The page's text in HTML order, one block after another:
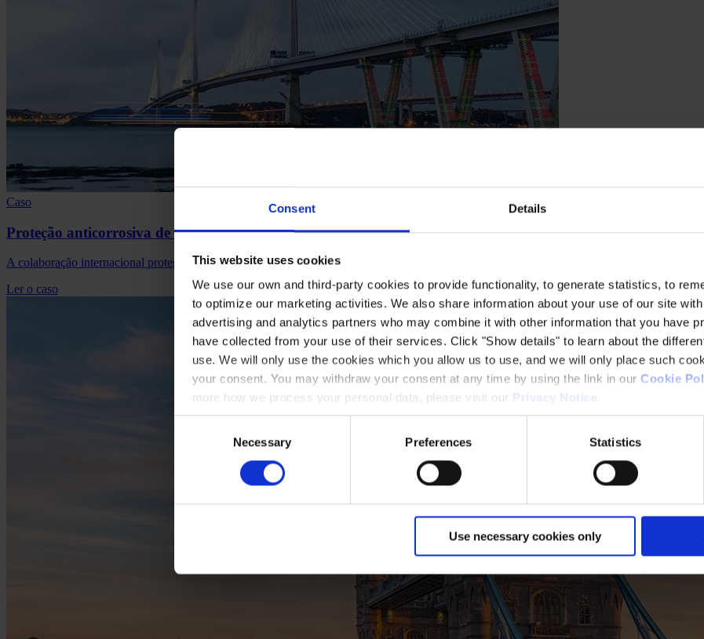
Consent Details
This website uses cookies
We use our own and third-party cookies to provide functionality, to generate statistics, to
to optimize our marketing activities. We also share information about your use of our site
advertising and analytics partners who may combine it with other information that you have
have collected from your use of their services. Click "Show details" to learn about the
use. We will only use the cookies which you allow us to use, and we will only place such
your consent. You may withdraw your consent at any time by using the link in our Cookie
more how we process your personal data, please visit our Privacy Notice
Necessary Preferences Statistics
Use necessary cookies only
Caso
Proteção anticorrosiva de confiança para Queensferry Crossing, Escócia
A colaboração internacional protege a ponte estaiada de três torres mais longa do mundo contra a corrosão em condições costeiras difíceis
Ler o caso